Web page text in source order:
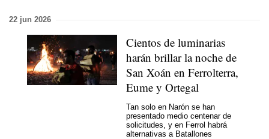
22 jun 2026
Cientos de luminarias
harán brillar la noche de
San Xoán en Ferrolterra,
Eume y Ortegal
Tan solo en Narón se han
presentado medio centenar de
solicitudes, y en Ferrol habrá
alternativas a Batallones